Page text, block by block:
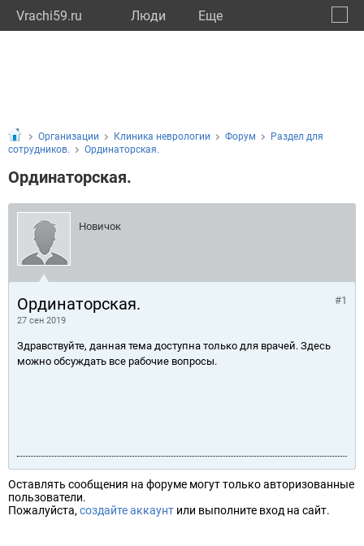
Vrachi59.ru Люди Eще
Организации Клиника неврологии Форум
Раздел для
сотрудников.
Ординаторская.
Ординаторская.
Новичок
Ординаторская.
27 сен 2019
#1
Здравствуйте, данная тема доступна только для врачей. Здесь
можно обсуждать все рабочие вопросы.
Оставлять сообщения на форуме могут только авторизованные
пользователи.
Пожалуйста, создайте аккаунт или выполните вход на сайт.